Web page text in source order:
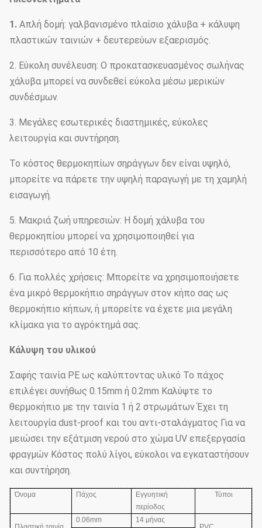
1. Απλή δομή: γαλβανισμένο πλαίσιο χάλυβα + κάλυψη
πλαστικών ταινιών + δευτερεύων εξαερισμός.
2. Εύκολη συνέλευση: Ο προκατασκευασμένος σωλήνας
χάλυβα μπορεί να συνδεθεί εύκολα μέσω μερικών
συνδέσμων.
3. Μεγάλες εσωτερικές διαστημικές, εύκολες
λειτουργία και συντήρηση.
Το κόστος θερμοκηπίων σηράγγων δεν είναι υψηλό,
μπορείτε να πάρετε την υψηλή παραγωγή με τη χαμηλή
εισαγωγή.
5. Μακριά ζωή υπηρεσιών: Η δομή χάλυβα του
θερμοκηπίου μπορεί να χρησιμοποιηθεί για
περισσότερο από 10 έτη.
6. Για πολλές χρήσεις: Μπορείτε να χρησιμοποιήσετε
ένα μικρό θερμοκήπιο σηράγγων στον κήπο σας ως
θερμοκήπιο κήπων, ή μπορείτε να έχετε μια μεγάλη
κλίμακα για το αγρόκτημά σας.
Κάλυψη του υλικού
Σαφής ταινία PE ως καλύπτοντας υλικό Το πάχος
επιλέγει συνήθως 0.15mm ή 0.2mm Καλύψτε το
θερμοκήπιο με την ταινία 1 ή 2 στρωμάτων Έχει τη
λειτουργία dust-proof και του αντι-σταλάγματος Για να
μειώσει την εξάτμιση νερού στο χώμα UV επεξεργασία
φραγμών Κόστος πολύ λίγοι, εύκολοι να εγκαταστήσουν
και συντήρηση.
Όνομα Πάχος
Εγγυητική
περίοδος
Τύποι
0.06mm
14 μήνας